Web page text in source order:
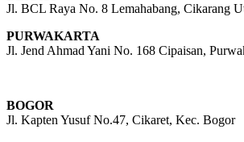
Jl. BCL Raya No. 8 Lemahabang, Cikarang
PURWAKARTA
Jl. Jend Ahmad Yani No. 168 Cipaisan,
BOGOR
Jl. Kapten Yusuf No.47, Cikaret, Kec. Bogor